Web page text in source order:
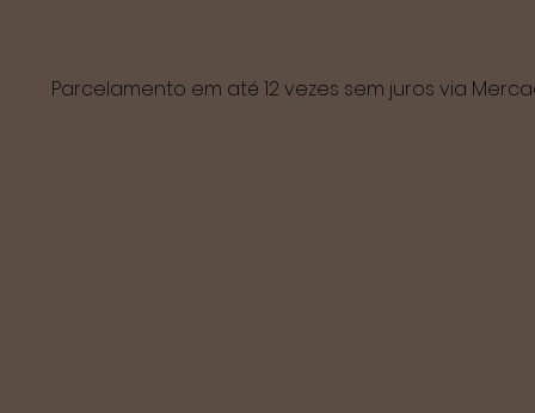
Parcelamento em até 12 vezes sem juros via